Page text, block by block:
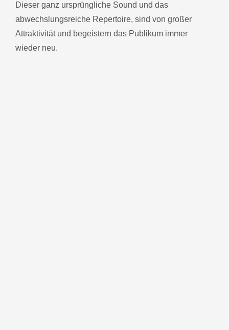
Dieser ganz ursprüngliche Sound und das
abwechslungsreiche Repertoire, sind von großer
Attraktivität und begeistern das Publikum immer
wieder neu.